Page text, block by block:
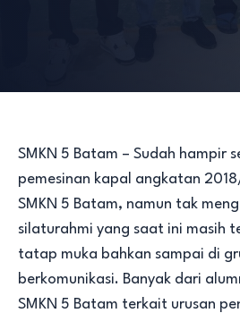
SMKN 5 Batam – Sudah hampir
pemesinan kapal angkatan
SMKN 5 Batam, namun tak
silaturahmi yang saat ini masih
tatap muka bahkan sampai di
berkomunikasi. Banyak dari
SMKN 5 Batam terkait urusan